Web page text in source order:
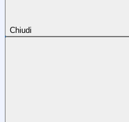
Chiudi